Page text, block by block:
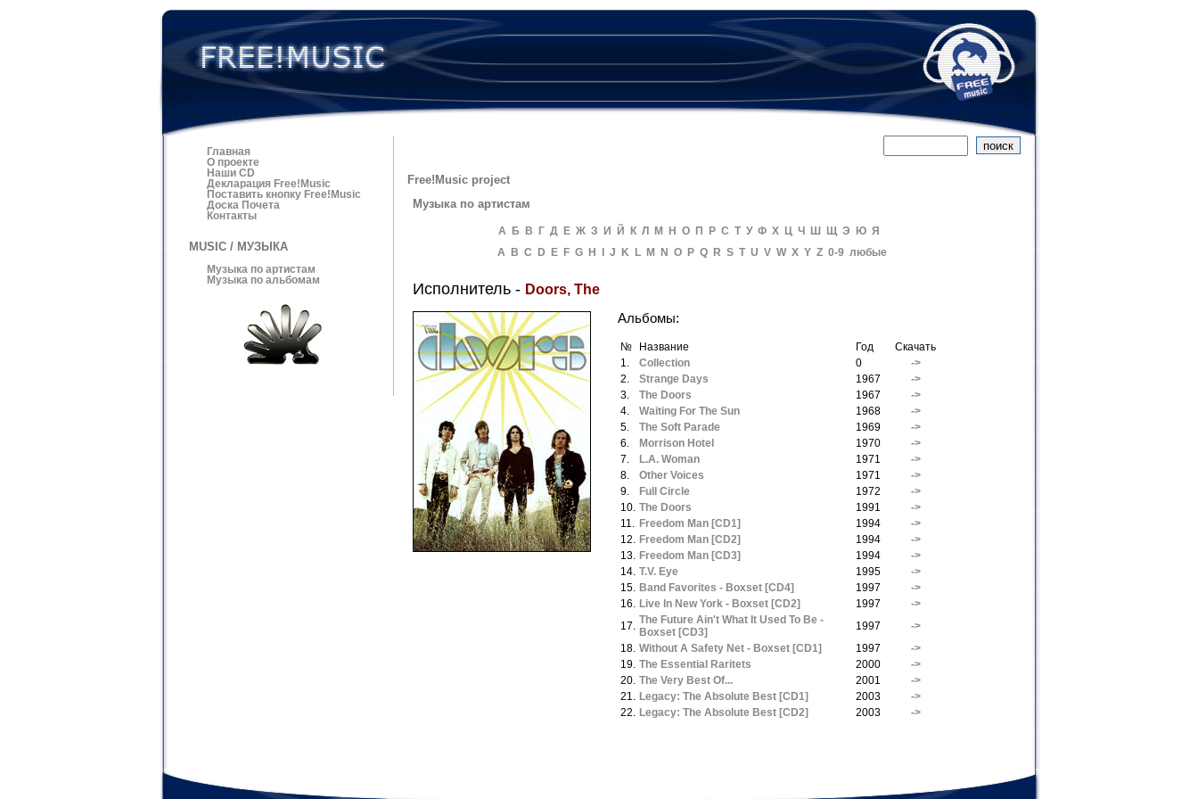
Главная
О проекте
Наши CD
Декларация Free!Music
Поставить кнопку Free!Music
Доска Почета
Контакты
MUSIC / МУЗЫКА
Музыка по артистам
Музыка по альбомам
Free!Music project
Музыка по артистам
А Б В Г Д Е Ж З И Й К Л М Н О П Р С Т У Ф Х Ц Ч Ш Щ Э Ю Я
A
B C D E F G H J K L M N O P Q R S T U V W X Y Z 0-9 любые
Исполнитель - Doors, The
Альбомы:
№ Название Год
Скачать
1.
Collection 0
->
2.
Strange Days 1967
->
3.
The Doors 1967
->
4.
Waiting For The Sun 1968
->
5.
The Soft Parade 1969
->
6.
Morrison Hotel 1970
->
7.
L.A. Woman 1971
->
8.
Other Voices 1971
->
9.
Full Circle 1972
->
10. The Doors 1991
->
11. Freedom Man [CD1] 1994
->
12. Freedom Man [CD2] 1994
->
13. Freedom Man [CD3] 1994
->
14. T.V. Eye 1995
->
15. Band Favorites - Boxset [CD4] 1997
->
16. Live In New York - Boxset [CD2] 1997
->
17. The Future Ain't What It Used To Be -
Boxset [CD3]
1997
->
18. Without A Safety Net - Boxset [CD1] 1997
->
19. The Essential Raritets 2000
->
20. The Very Best Of... 2001
->
21. Legacy: The Absolute Best [CD1] 2003
->
22. Legacy: The Absolute Best [CD2] 2003 ->